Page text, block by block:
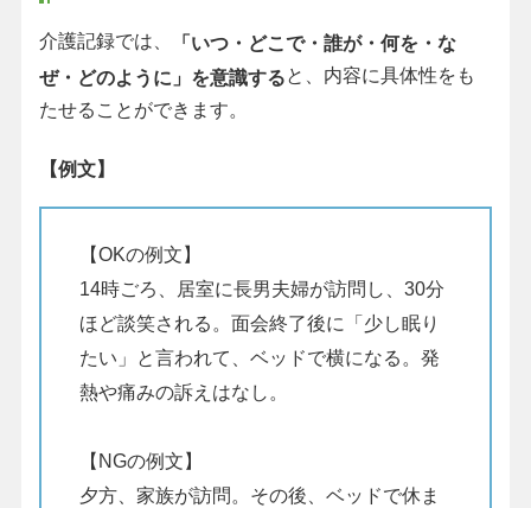
介護記録では、
「いつ・どこで・誰が・何を・な
ぜ・どのように」を意識すると、内容に具体性をも
たせることができます。
【例文】
【OKの例文】
14時ごろ、居室に長男夫婦が訪問し、30分
ほど談笑される。面会終了後に「少し眠り
たい」と言われて、ベッドで横になる。発
熱や痛みの訴えはなし。
【NGの例文】
夕方、家族が訪問。その後、ベッドで休ま